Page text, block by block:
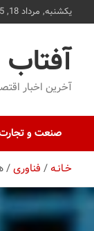
محتوا
یکشنبه, مرداد 18, 1405
آخرین اخبار
صنعت و
خـانـه فناوری